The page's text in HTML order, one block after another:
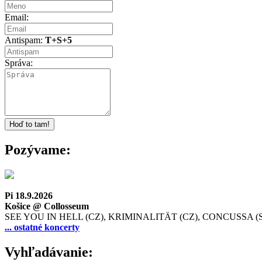
Email:
Antispam: T+S+5
Správa:
Pozývame:
Pi 18.9.2026
Košice @ Collosseum
SEE YOU IN HELL (CZ), KRIMINALITÄT (CZ), CONCUSSA
... ostatné koncerty
Vyhľadávanie: